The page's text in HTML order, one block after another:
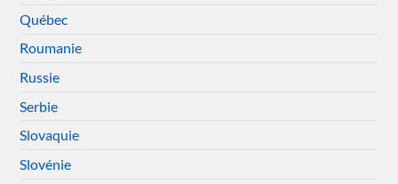
Québec
Roumanie
Russie
Serbie
Slovaquie
Slovénie